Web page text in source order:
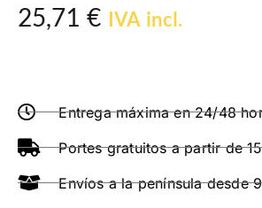
25,71 € IVA incl.
Entrega máxima en 24/48
Portes gratuitos a partir de
Envíos a la península desde